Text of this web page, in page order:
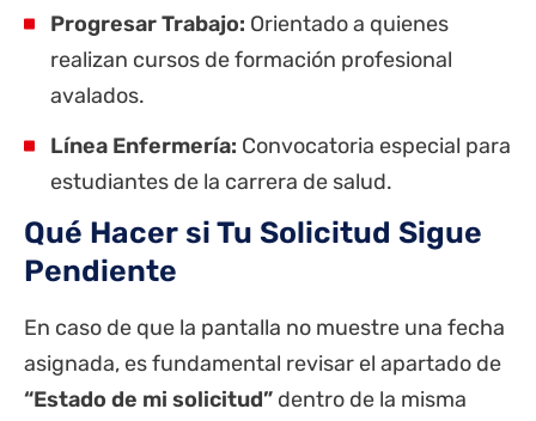
Progresar Trabajo: Orientado a quienes
realizan cursos de formación profesional
avalados.
Línea Enfermería: Convocatoria especial para
estudiantes de la carrera de salud.
Qué Hacer si Tu Solicitud Sigue
Pendiente
En caso de que la pantalla no muestre una fecha
asignada, es fundamental revisar el apartado de
“Estado de mi solicitud” dentro de la misma